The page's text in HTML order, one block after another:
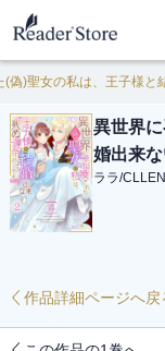
(偽)聖女の私は、王子様
異世界
婚出来
ララ/
作品詳細ページへ戻